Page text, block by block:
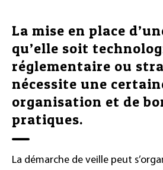
La mise en place
qu’elle soit
réglementaire ou
nécessite une
organisation et de
pratiques.
La démarche de veille peut